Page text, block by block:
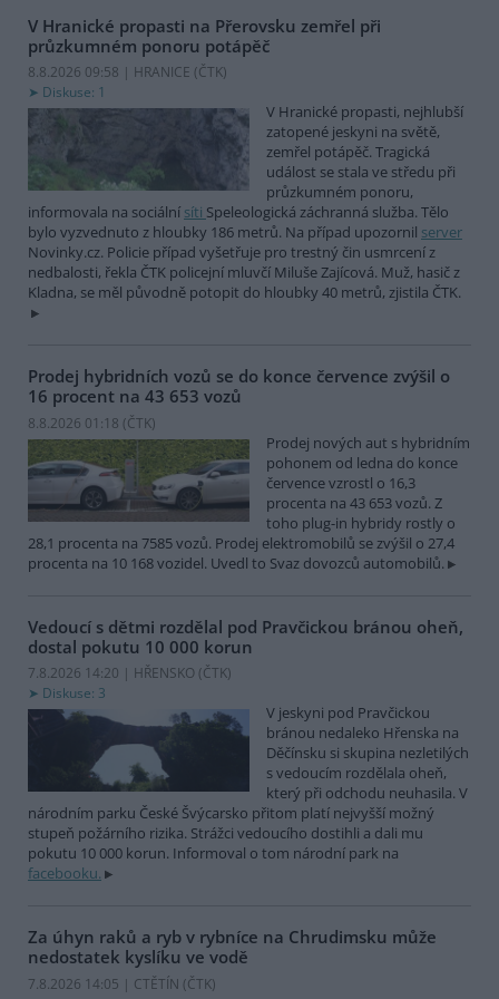
V Hranické propasti na Přerovsku zemřel při
průzkumném ponoru potápěč
8.8.2026 09:58 | HRANICE (ČTK)
Diskuse: 1
V Hranické propasti, nejhlubší
zatopené jeskyni na světě,
zemřel potápěč. Tragická
událost se stala ve středu při
průzkumném ponoru,
informovala na sociální síti Speleologická záchranná služba. Tělo
bylo vyzvednuto z hloubky 186 metrů. Na případ upozornil server
Novinky.cz. Policie případ vyšetřuje pro trestný čin usmrcení z
nedbalosti, řekla ČTK policejní mluvčí Miluše Zajícová. Muž, hasič z
Kladna, se měl původně potopit do hloubky 40 metrů, zjistila ČTK.
Prodej hybridních vozů se do konce července zvýšil o
16 procent na 43 653 vozů
8.8.2026 01:18 (ČTK)
Prodej nových aut s hybridním
pohonem od ledna do konce
července vzrostl o 16,3
procenta na 43 653 vozů. Z
toho plug-in hybridy rostly o
28,1 procenta na 7585 vozů. Prodej elektromobilů se zvýšil o 27,4
procenta na 10 168 vozidel. Uvedl to Svaz dovozců automobilů.
Vedoucí s dětmi rozdělal pod Pravčickou bránou oheň,
dostal pokutu 10 000 korun
7.8.2026 14:20 | HŘENSKO (ČTK)
Diskuse: 3
V jeskyni pod Pravčickou
bránou nedaleko Hřenska na
Děčínsku si skupina nezletilých
s vedoucím rozdělala oheň,
který při odchodu neuhasila. V
národním parku České Švýcarsko přitom platí nejvyšší možný
stupeň požárního rizika. Strážci vedoucího dostihli a dali mu
pokutu 10 000 korun. Informoval o tom národní park na
facebooku.
Za úhyn raků a ryb v rybníce na Chrudimsku může
nedostatek kyslíku ve vodě
7.8.2026 14:05 | CTĚTÍN (ČTK)